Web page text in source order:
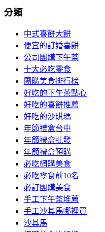
分類
中式喜餅大餅
便宜的訂婚喜餅
公司團購下午茶
十大必吃零食
團購美食排行榜
好吃的下午茶點心
好吃的喜餅推薦
好吃的沙琪瑪
年節禮盒台中
年節禮盒批發
年節禮盒預購
必吃網購美食
必吃零食前10名
必訂團購美食
手工下午茶堆薦
手工沙其馬哪裡買
沙其馬